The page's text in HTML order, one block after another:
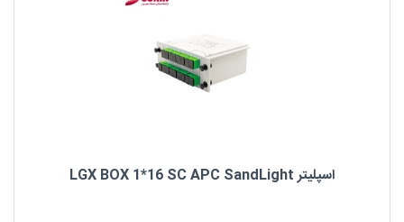
اسپلیتر LGX BOX 1*16 SC APC SandLight